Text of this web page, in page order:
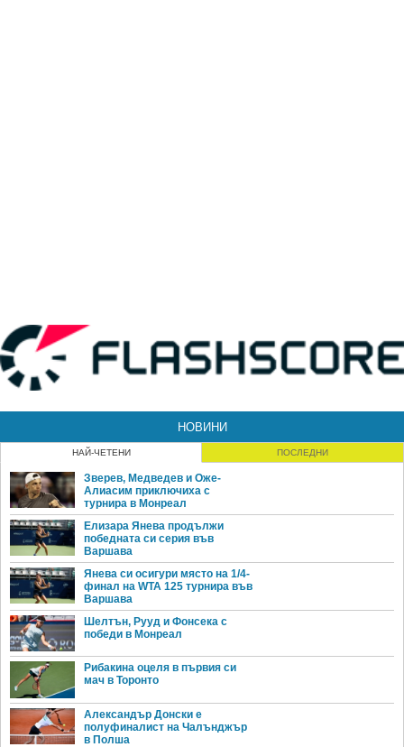
НОВИНИ
НАЙ-ЧЕТЕНИ ПОСЛЕДНИ
Зверев, Медведев и Оже-
Алиасим приключиха с
турнира в Монреал
Елизара Янева продължи
победната си серия във
Варшава
Янева си осигури място на 1/4-
финал на WTA 125 турнира във
Варшава
Шелтън, Рууд и Фонсека с
победи в Монреал
Рибакина оцеля в първия си
мач в Торонто
Александър Донски е
полуфиналист на Чалънджър
в Полша